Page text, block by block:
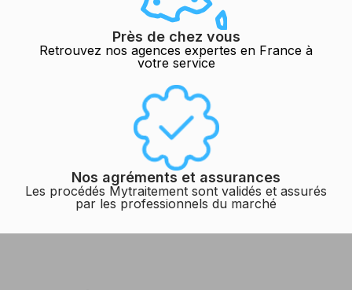
Près de chez vous
Retrouvez nos agences expertes en France à
votre service
Nos agréments et assurances
Les procédés Mytraitement sont validés et assurés
par les professionnels du marché